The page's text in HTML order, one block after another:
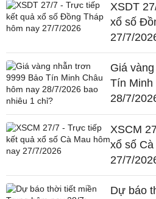
XSDT
xổ số
27/7/
Giá
Tín Minh
28/7/
XSCM
xổ số
27/7/
Dự báo